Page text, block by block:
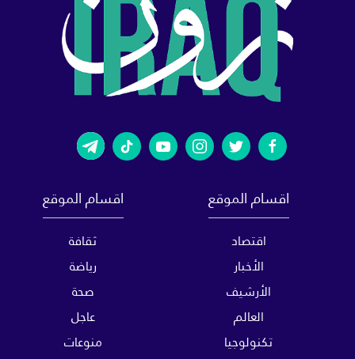
اقسام الموقع
اقتصاد
الأخبار
الأرشيف
العالم
تكنولوجيا
اقسام الموقع
ثقافة
رياضة
صحة
عاجل
منوعات